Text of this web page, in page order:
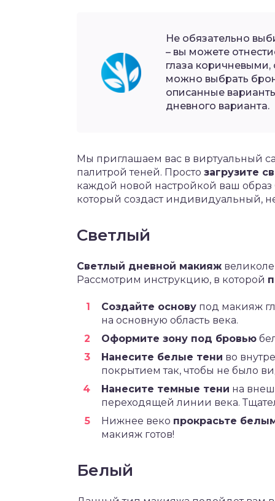
Не обязательно
– вы можете
глаза
можно выбрать
описанные
дневного варианта.
Мы приглашаем вас в виртуальный
палитрой теней. Просто загрузите
каждой новой настройкой ваш
который создаст индивидуальный,
Светлый
Светлый дневной макияж
Рассмотрим инструкцию, в которой
Создайте основу под макияж
на основную область века.
Оформите зону под бровью
Нанесите белые тени во
покрытием так, чтобы не было
Нанесите темные тени на
переходящей линии века.
Нижнее веко прокрасьте
макияж готов!
Белый